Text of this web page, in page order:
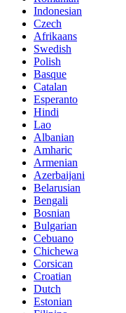
Indonesian
Czech
Afrikaans
Swedish
Polish
Basque
Catalan
Esperanto
Hindi
Lao
Albanian
Amharic
Armenian
Azerbaijani
Belarusian
Bengali
Bosnian
Bulgarian
Cebuano
Chichewa
Corsican
Croatian
Dutch
Estonian